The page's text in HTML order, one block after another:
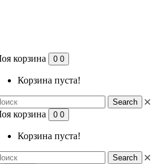
корзина 0 0
Корзина пуста!
Search
корзина 0 0
Корзина пуста!
Search